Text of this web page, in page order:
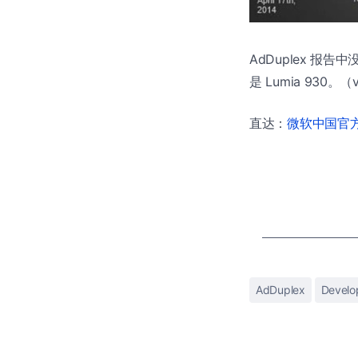
AdDuplex 报告中
是 Lumia 930。
直达：微软中国官
AdDuplex